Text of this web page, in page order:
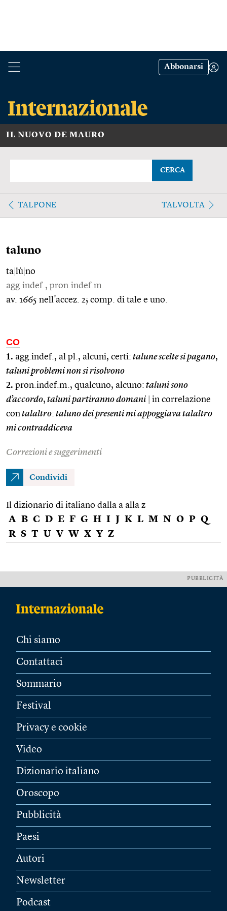
Abbonarsi
IL NUOVO DE MAURO
CERCA
TALPONE TALVOLTA
taluno
ta lù no
agg.indef., pron.indef.m.
av. 1665 nell'accez. 2; comp. di tale e uno.
CO
1. agg.indef., al pl., alcuni, certi: talune scelte si pagano,
taluni problemi non si risolvono
2. pron.indef.m., qualcuno, alcuno: taluni sono
d’accordo, taluni partiranno domani
in correlazione
con talaltro: taluno dei presenti mi appoggiava talaltro
mi contraddiceva
Correzioni e suggerimenti
Condividi
Il dizionario di italiano dalla a alla z
A B C D E F G H I J K L M N O P Q
R S T U V W X Y Z
PUBBLICITÀ
Chi siamo
Contattaci
Sommario
Festival
Privacy e cookie
Video
Dizionario italiano
Oroscopo
Pubblicità
Paesi
Autori
Newsletter
Podcast